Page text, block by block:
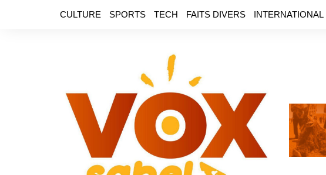
CULTURE SPORTS TECH FAITS DIVERS INTERNATIONAL